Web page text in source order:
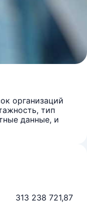
организаций
тип
данные, и
313 238 721,87